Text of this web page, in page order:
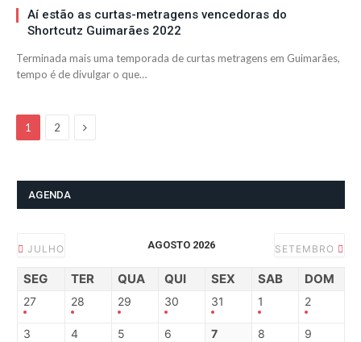
Aí estão as curtas-metragens vencedoras do
Shortcutz Guimarães 2022
Terminada mais uma temporada de curtas metragens em Guimarães,
tempo é de divulgar o que…
1 2 Next
AGENDA
JULHO AGOSTO 2026 SETEMBRO
SEG TER QUA QUI SEX SAB DOM
27 28 29 30 31 1 2
3 4 5 6 7 8 9